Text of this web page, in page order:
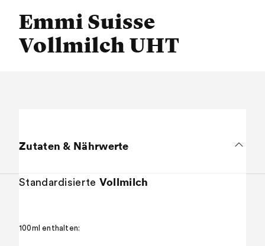
Emmi Suisse
Vollmilch UHT
Zutaten & Nährwerte
Standardisierte Vollmilch
100ml enthalten: